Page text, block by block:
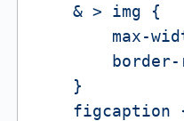
    & > img {
max-
border-
    }
figcaption